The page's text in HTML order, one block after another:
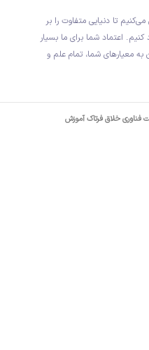
تا دنیایی متفاوت را بر
اعتماد شما برای ما بسیار
به معیارهای شما، تمام علم و
فناوری خلاق فرتاک آموزش